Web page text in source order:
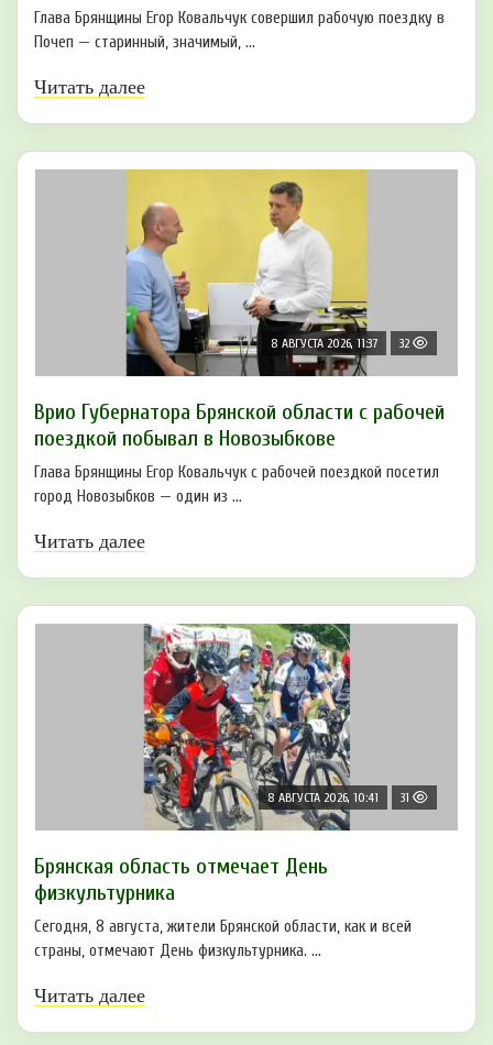
Глава Брянщины Егор Ковальчук совершил рабочую поездку в
Почеп — старинный, значимый, ...
Читать далее
8 АВГУСТА 2026, 11:37 32
Врио Губернатора Брянской области с рабочей
поездкой побывал в Новозыбкове
Глава Брянщины Егор Ковальчук с рабочей поездкой посетил
город Новозыбков — один из ...
Читать далее
8 АВГУСТА 2026, 10:41 31
Брянская область отмечает День
физкультурника
Сегодня, 8 августа, жители Брянской области, как и всей
страны, отмечают День физкультурника. ...
Читать далее